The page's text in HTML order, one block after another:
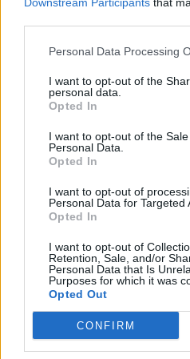
Personal Data Processing
I want to opt-out of the
personal data.
Opted In
I want to opt-out of the
Personal Data.
Opted In
I want to opt-out of
Personal Data for Targeted
Opted In
I want to opt-out of
Retention, Sale, and/or
Personal Data that Is
Purposes for which it was
Opted Out
CONFIRM
In evidenza